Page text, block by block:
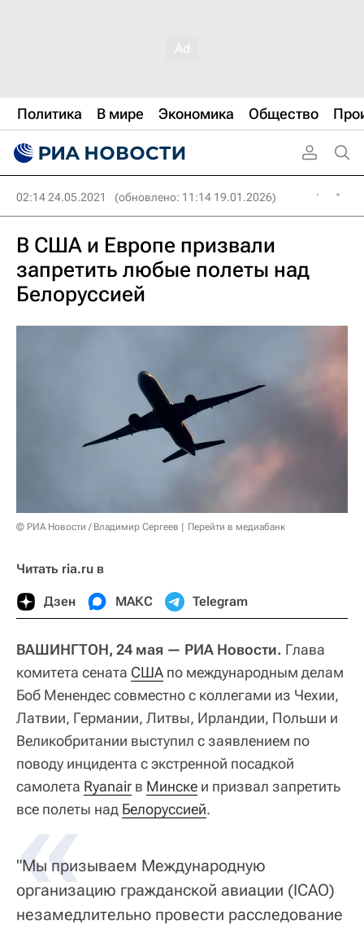
Политика В мире Экономика Общество
02:14 24.05.2021 (обновлено: 11:14 19.01.2026)
В США и Европе призвали
запретить любые полеты над
Белоруссией
© РИА Новости / Владимир Сергеев Перейти в медиабанк
Читать ria.ru в
Дзен МАКС Telegram
ВАШИНГТОН, 24 мая — РИА Новости. Глава
комитета сената США по международным делам
Боб Менендес совместно с коллегами из Чехии,
Латвии, Германии, Литвы, Ирландии, Польши и
Великобритании выступил с заявлением по
поводу инцидента с экстренной посадкой
самолета Ryanair в Минске и призвал запретить
все полеты над Белоруссией.
«
"Мы призываем Международную
организацию гражданской авиации (ICAO)
незамедлительно провести расследование